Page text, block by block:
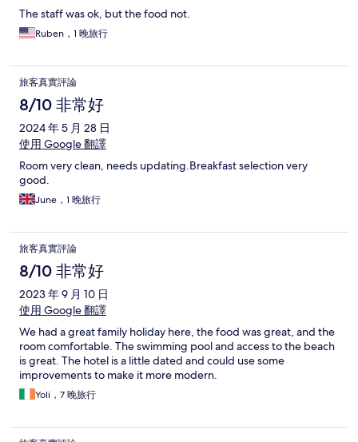
The staff was ok, but the food not.
Ruben，1 晚旅行
旅客真實評論
8/10 非常好
2024 年 5 月 28 日
使用 Google 翻譯
Room very clean, needs updating.Breakfast selection very
good.
June，1 晚旅行
旅客真實評論
8/10 非常好
2023 年 9 月 10 日
使用 Google 翻譯
We had a great family holiday here, the food was great, and the
room comfortable. The swimming pool and access to the beach
is great. The hotel is a little dated and could use some
improvements to make it more modern.
Yoli，7 晚旅行